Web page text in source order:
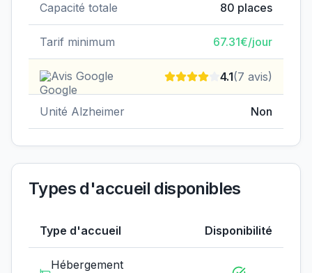
Capacité totale 80 places
Tarif minimum 67.31€/jour
Avis Google 4.1(7 avis)
Unité Alzheimer Non
Types d'accueil disponibles
Type d'accueil Disponibilité
Hébergement